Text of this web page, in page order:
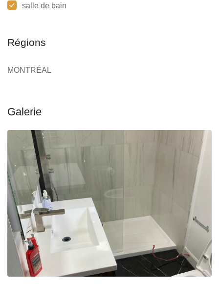
salle de bain
Régions
MONTRÉAL